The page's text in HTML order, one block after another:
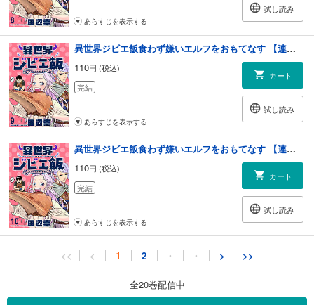
試し読み
あらすじを表示する
異世界ジビエ飯食わず嫌いエルフをおもてなす 【連載版】９
110円 (税込)
完結
カート
試し読み
あらすじを表示する
異世界ジビエ飯食わず嫌いエルフをおもてなす 【連載版】１０
110円 (税込)
完結
カート
試し読み
あらすじを表示する
<< < 1 2 ・ ・ > >>
全20巻配信中